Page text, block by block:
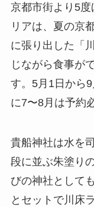
京都市街より5
リアは、夏の京
に張り出した「
じながら食事が
す。5月1日から
に7〜8月は予約
貴船神社は水を
段に並ぶ朱塗り
びの神社として
とセットで川床